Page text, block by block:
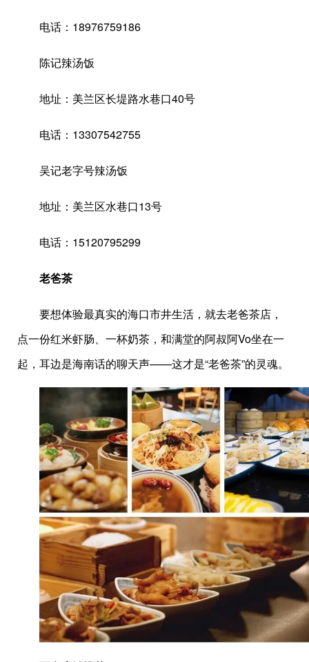
电话：18976759186
陈记辣汤饭
地址：美兰区长堤路水巷口40号
电话：13307542755
吴记老字号辣汤饭
地址：美兰区水巷口13号
电话：15120795299
老爸茶
要想体验最真实的海口市井生活，就去老爸茶店，
点一份红米虾肠、一杯奶茶，和满堂的阿叔阿Vo坐在一
起，耳边是海南话的聊天声——这才是“老爸茶”的灵魂。